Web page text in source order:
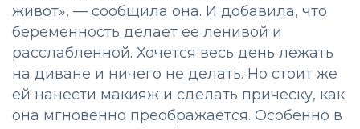
живот», — сообщила она. И добавила, что
беременность делает ее ленивой и
расслабленной. Хочется весь день лежать
на диване и ничего не делать. Но стоит же
ей нанести макияж и сделать прическу, как
она мгновенно преображается. Особенно в